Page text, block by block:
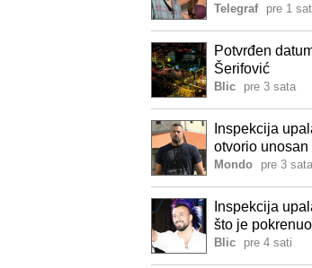
Telegraf pre 1 sat
Potvrđen
Šerifović
Blic pre 3 sata
Inspekcija
otvorio unosan
Mondo pre 3 sata
Inspekcija
što je
Blic pre 4 sati